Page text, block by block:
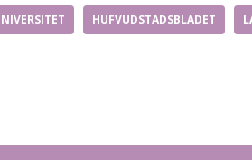
HUFVUDSTADSBLADET